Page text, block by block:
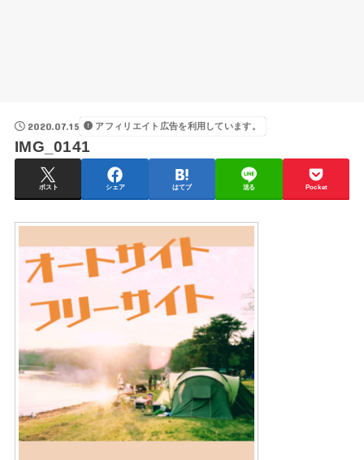
2020.07.15 アフィリエイト広告を利用しています。
IMG_0141
ポスト シェア はてブ 送る Pocket